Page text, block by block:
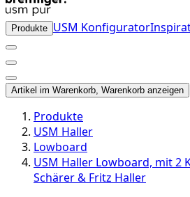
Produkte USM Konfigurator
Artikel im Warenkorb, Warenkorb anzeigen
Produkte
USM Haller
Lowboard
USM Haller Lowboard, mit 2
Schärer & Fritz Haller